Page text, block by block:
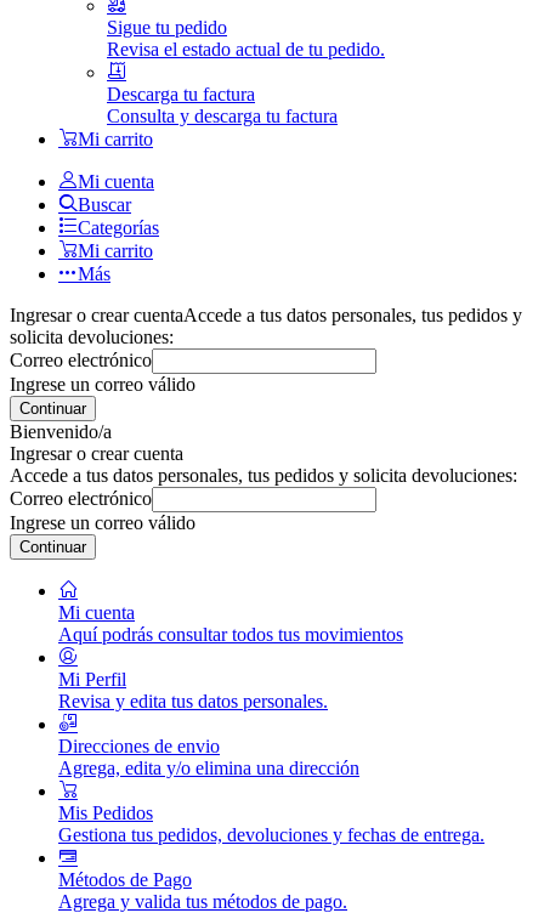
Sigue tu pedido
Revisa el estado actual de tu pedido.
Descarga tu factura
Consulta y descarga tu factura
Mi carrito
Mi cuenta
Buscar
Categorías
Mi carrito
Más
Ingresar o crear cuentaAccede a tus datos personales, tus pedidos y
solicita devoluciones:
Correo electrónico
Ingrese un correo válido
Continuar
Bienvenido/a
Ingresar o crear cuenta
Accede a tus datos personales, tus pedidos y solicita devoluciones:
Correo electrónico
Ingrese un correo válido
Continuar
Mi cuenta
Aquí podrás consultar todos tus movimientos
Mi Perfil
Revisa y edita tus datos personales.
Direcciones de envio
Agrega, edita y/o elimina una dirección
Mis Pedidos
Gestiona tus pedidos, devoluciones y fechas de entrega.
Métodos de Pago
Agrega y valida tus métodos de pago.